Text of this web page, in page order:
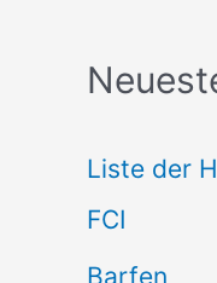
h
n
n
Liste der
FCI
Barfen